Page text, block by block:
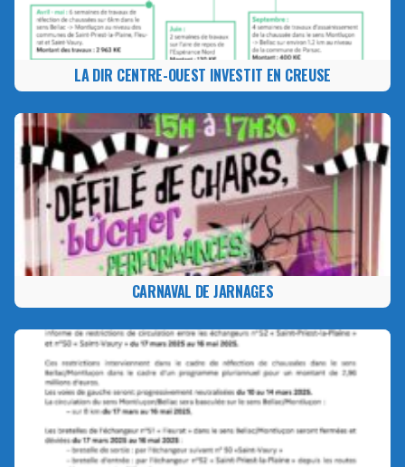
LA DIR CENTRE-OUEST INVESTIT EN CREUSE
CARNAVAL DE JARNAGES